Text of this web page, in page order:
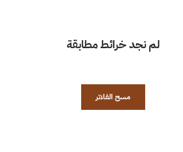
لم نجد خرائط مطابقة
مسح الفلاتر